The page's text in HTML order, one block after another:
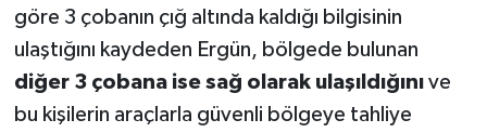
göre 3 çobanın çığ altında kaldığı bilgisinin
ulaştığını kaydeden Ergün, bölgede bulunan
diğer 3 çobana ise sağ olarak ulaşıldığınıve
bu kişilerin araçlarla güvenli bölgeye tahliye